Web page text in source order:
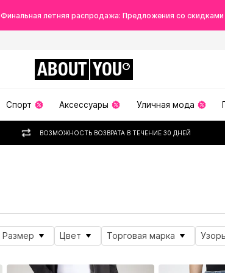
Финальная летняя распродажа: Предложения со
ABOUT YOU
Спорт Аксессуары Уличная мода
ВОЗМОЖНОСТЬ ВОЗВРАТА В ТЕЧЕНИЕ 30 ДНЕЙ
Размер Цвет Торговая марка